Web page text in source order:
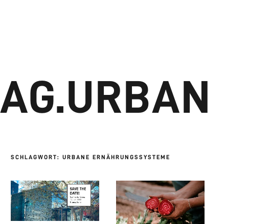
AG.URBAN
SCHLAGWORT: URBANE ERNÄHRUNGSSYSTEME